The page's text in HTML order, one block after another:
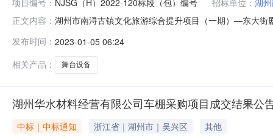
正文内容： 湖州市南浔古镇文化旅游综合提升项目（一期）—东大
（一期）—东大街剧院改造项目舞台设备采购复评招标范
区域：南浔区项目编
发布时间： 2023-01-05 06:24
相关产品：
舞台设备
湖州华水材料经营有限公司车棚采购项目成交结果公
中标｜中标通知 浙江省｜湖州市｜吴兴区
其他